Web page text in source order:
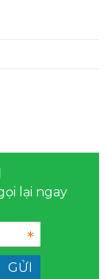
lại ngay